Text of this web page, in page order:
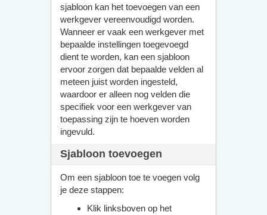
sjabloon kan het toevoegen van een
werkgever vereenvoudigd worden.
Wanneer er vaak een werkgever met
bepaalde instellingen toegevoegd
dient te worden, kan een sjabloon
ervoor zorgen dat bepaalde velden al
meteen juist worden ingesteld,
waardoor er alleen nog velden die
specifiek voor een werkgever van
toepassing zijn te hoeven worden
ingevuld.
Sjabloon toevoegen
Om een sjabloon toe te voegen volg
je deze stappen:
Klik linksboven op het